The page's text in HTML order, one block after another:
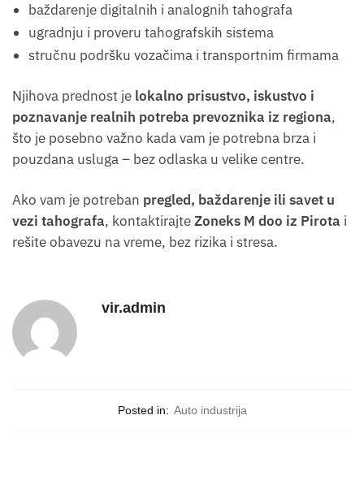
baždarenje digitalnih i analognih tahografa
ugradnju i proveru tahografskih sistema
stručnu podršku vozačima i transportnim firmama
Njihova prednost je lokalno prisustvo, iskustvo i
poznavanje realnih potreba prevoznika iz regiona,
što je posebno važno kada vam je potrebna brza i
pouzdana usluga – bez odlaska u velike centre.
Ako vam je potreban pregled, baždarenje ili savet u
vezi tahografa, kontaktirajteZoneks M doo iz Pirota i
rešite obavezu na vreme, bez rizika i stresa.
vir.admin
Posted in: Auto industrija